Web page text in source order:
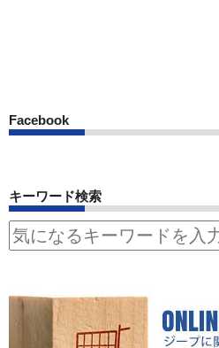
Facebook
キーワード検索